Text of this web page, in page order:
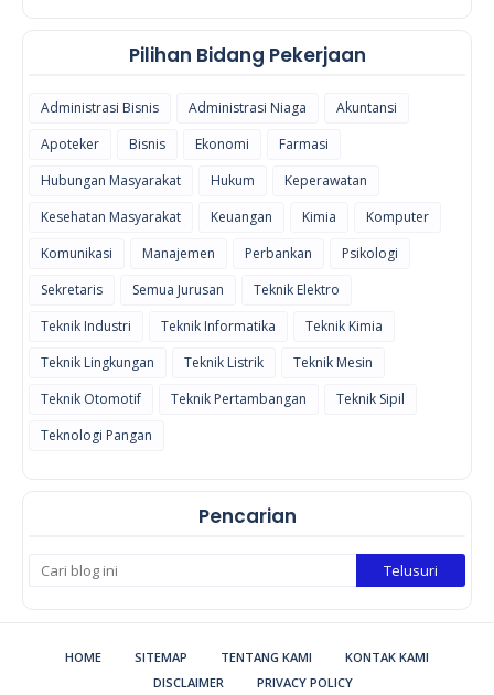
Pilihan Bidang Pekerjaan
Administrasi Bisnis Administrasi Niaga
Akuntansi
Apoteker
Bisnis Ekonomi
Farmasi
Hubungan Masyarakat
Hukum
Keperawatan
Kesehatan Masyarakat
Keuangan Kimia
Komputer
Komunikasi
Manajemen Perbankan
Psikologi
Sekretaris
Semua Jurusan
Teknik Elektro
Teknik Industri
Teknik Informatika
Teknik Kimia
Teknik Lingkungan
Teknik Listrik
Teknik Mesin
Teknik Otomotif
Teknik Pertambangan
Teknik Sipil
Teknologi Pangan
Pencarian
HOME SITEMAP TENTANG KAMI
KONTAK KAMI
DISCLAIMER
PRIVACY POLICY